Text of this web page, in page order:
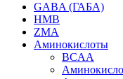
GABA (ГАБА)
HMB
ZMA
Аминокислоты
BCAA